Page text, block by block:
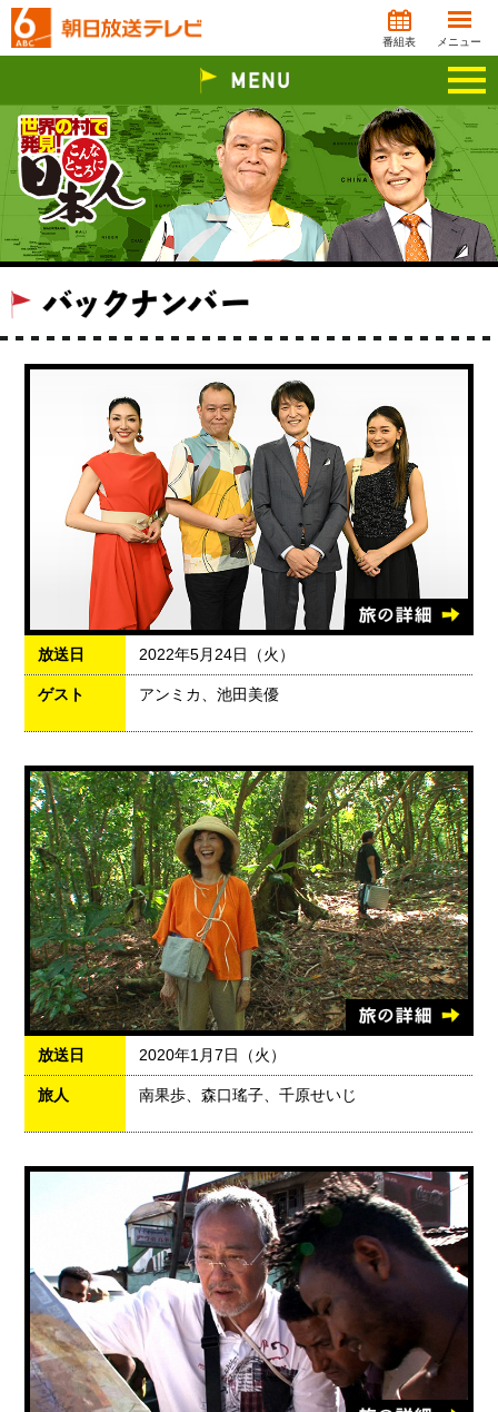
番組表 メニュー
放送日 2022年5月24日（火）
ゲスト アンミカ、池田美優
放送日 2020年1月7日（火）
旅人 南果歩、森口瑤子、千原せいじ